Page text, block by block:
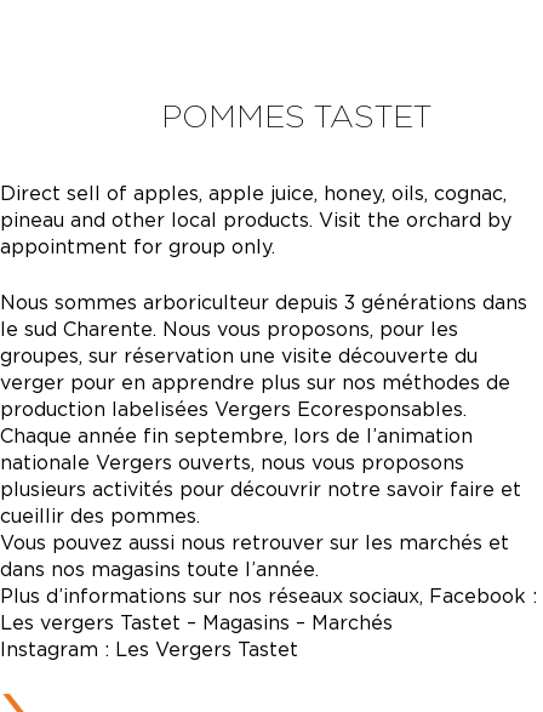
POMMES TASTET
Direct sell of apples, apple juice, honey, oils, cognac,
pineau and other local products. Visit the orchard by
appointment for group only.
Nous sommes arboriculteur depuis 3 générations dans
le sud Charente. Nous vous proposons, pour les
groupes, sur réservation une visite découverte du
verger pour en apprendre plus sur nos méthodes de
production labelisées Vergers Ecoresponsables.
Chaque année fin septembre, lors de l’animation
nationale Vergers ouverts, nous vous proposons
plusieurs activités pour découvrir notre savoir faire et
cueillir des pommes.
Vous pouvez aussi nous retrouver sur les marchés et
dans nos magasins toute l’année.
Plus d’informations sur nos réseaux sociaux, Facebook :
Les vergers Tastet – Magasins – Marchés
Instagram : Les Vergers Tastet